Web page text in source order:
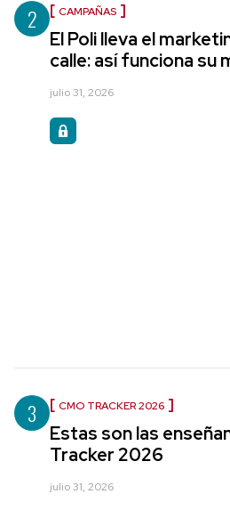
2 CAMPAÑAS
El Poli lleva el
calle: así funciona su
julio 31, 2026
3 CMO TRACKER 2026
Estas son las
Tracker 2026
julio 31, 2026